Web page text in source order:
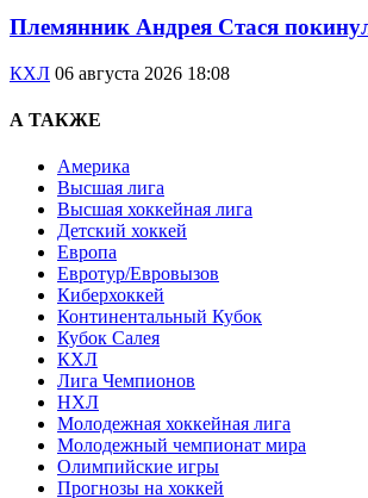
Племянник Андрея Стася
КХЛ 06 августа 2026 18:08
А ТАКЖЕ
Америка
Высшая лига
Высшая хоккейная лига
Детский хоккей
Европа
Евротур/Евровызов
Киберхоккей
Континентальный Кубок
Кубок Салея
КХЛ
Лига Чемпионов
НХЛ
Молодежная хоккейная лига
Молодежный чемпионат мира
Олимпийские игры
Прогнозы на хоккей